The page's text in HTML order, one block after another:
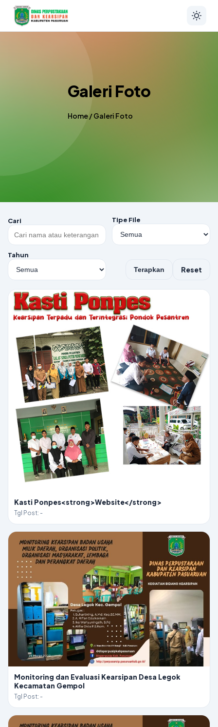
Galeri Foto
Home/Galeri Foto
Cari Tipe File
Tahun
Terapkan
Reset
Kasti Ponpes<strong>Website</strong>
Tgl Post: -
Monitoring dan Evaluasi Kearsipan Desa Legok
Kecamatan Gempol
Tgl Post: -